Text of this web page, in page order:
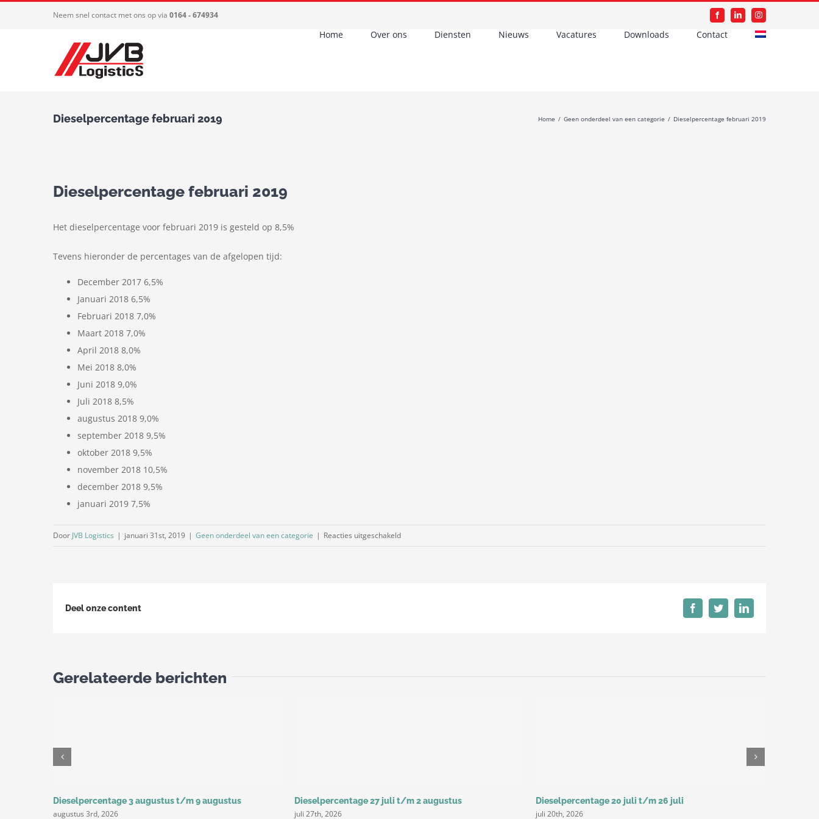
Neem snel contact met ons op via 0164 - 674934 FacebookLinkedInInstagram
Home Over ons Diensten Nieuws Vacatures Downloads Contact
Dieselpercentage februari 2019 Home / Geen onderdeel van een categorie / Dieselpercentage februari 2019
Dieselpercentage februari 2019
Het dieselpercentage voor februari 2019 is gesteld op 8,5%
Tevens hieronder de percentages van de afgelopen tijd:
December 2017 6,5%
Januari 2018 6,5%
Februari 2018 7,0%
Maart 2018 7,0%
April 2018 8,0%
Mei 2018 8,0%
Juni 2018 9,0%
Juli 2018 8,5%
augustus 2018 9,0%
september 2018 9,5%
oktober 2018 9,5%
november 2018 10,5%
december 2018 9,5%
januari 2019 7,5%
Door JVB Logistics | januari 31st, 2019 | Geen onderdeel van een categorie | Reacties uitgeschakeldvoor
Deel onze content FacebookTwitterLinkedIn
Gerelateerde berichten
Dieselpercentage 3 augustus t/m 9 augustus
augustus 3rd, 2026
Dieselpercentage 27 juli t/m 2 augustus
juli 27th, 2026
Dieselpercentage 20 juli t/m 26 juli
juli 20th, 2026